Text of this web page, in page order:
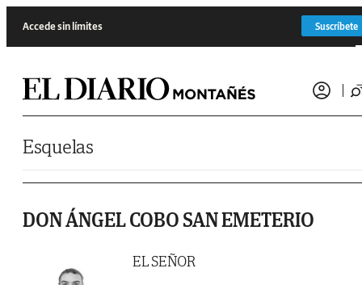
Accede sin límites Suscríbete
Esquelas
DON ÁNGEL COBO SAN EMETERIO
EL SEÑOR